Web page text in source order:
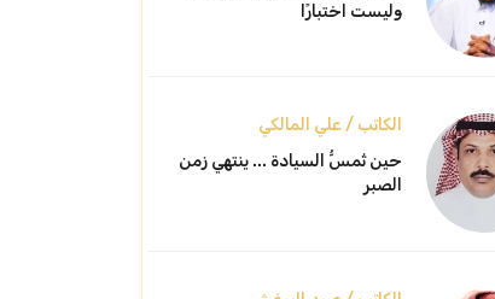
وليست اختبارًا
الكاتب / علي المالكي
حين تُمسُّ السيادة ... ينتهي زمن
الصبر